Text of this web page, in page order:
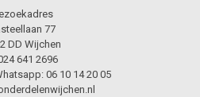
77
DD Wijchen
641 2696
06 10 14 20 05